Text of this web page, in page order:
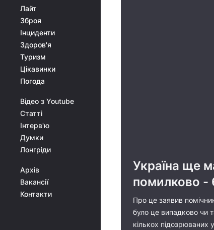
Лайт
Зброя
Інциденти
Здоров'я
Туризм
Цікавинки
Погода
Відео з Youtube
Статті
Інтерв'ю
Думки
Лонгріди
Архів
Вакансії
Контакти
Україна ще
помилково -
Про це заявив
було це випадково чи
кількох підозрюваних